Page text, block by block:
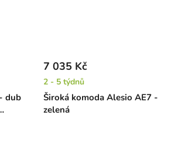
dub
Široká komoda Alesio AE7 -
zelená
7 035 Kč
2 - 5 týdnů